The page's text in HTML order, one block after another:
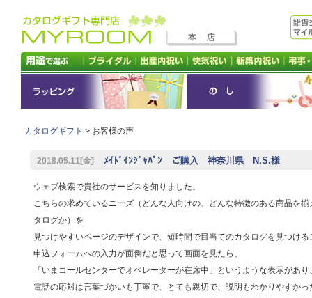
カタログギフト > お客様の声
2018.05.11[金] ﾒｲﾄﾞｲﾝｼﾞｬﾊﾟﾝ ご購入 神奈川県 N.S.様
ウェブ検索で貴社のサービスを知りました。
こちらの求めているニーズ（どんな人向けの、どんな特徴のある商品を
タログか）を
見つけやすいページのデザインで、短時間で目当てのカタログを見つけ
申込フォームへの入力が面倒だと思って画面を見たら、
「いまコールセンターでオペレーターが在席中」というような表示があ
電話の応対は言葉づかいも丁寧で、とても親切で、説明もわかりやすかっ